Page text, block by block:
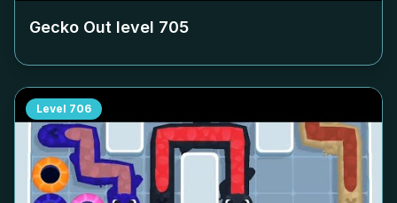
Gecko Out level 705
Level 706